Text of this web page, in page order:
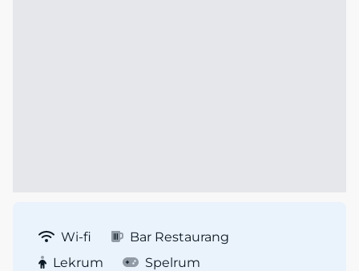
Wi-fi
Bar Restaurang
Lekrum
Spelrum